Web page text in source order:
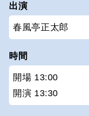
出演
春風亭正太郎
時間
開場 13:00
開演 13:30